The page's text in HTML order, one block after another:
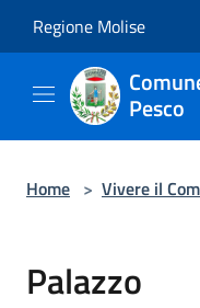
Regione Molise
Pesco
Home > Vivere il
Palazzo